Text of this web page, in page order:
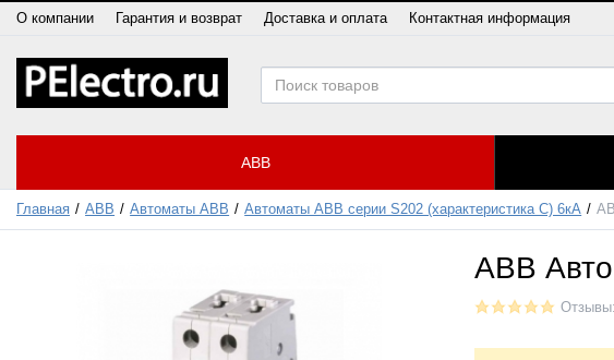
О компании Гарантия и возврат Доставка и оплата Контактная информация
ABB
Главная ABB Автоматы ABB Автоматы ABB серии S202 (характеристика C) 6кА
ABB